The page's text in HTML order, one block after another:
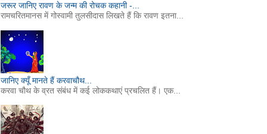
जरूर जानिए रावण के जन्म की रोचक कहानी -...
रामचरितमानस में गोस्वामी तुलसीदास लिखते हैं कि रावण इतना...
जानिए क्यूँ मानते हैं करवाचौथ...
करवा चौथ के व्रत संबंध में कई लोककथाएं प्रचलित हैं। एक...